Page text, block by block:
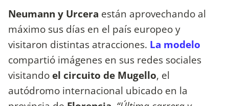
Neumann y Urcera están aprovechando al
máximo sus días en el país europeo y
visitaron distintas atracciones. La modelo
compartió imágenes en sus redes sociales
visitando el circuito de Mugello, el
autódromo internacional ubicado en la